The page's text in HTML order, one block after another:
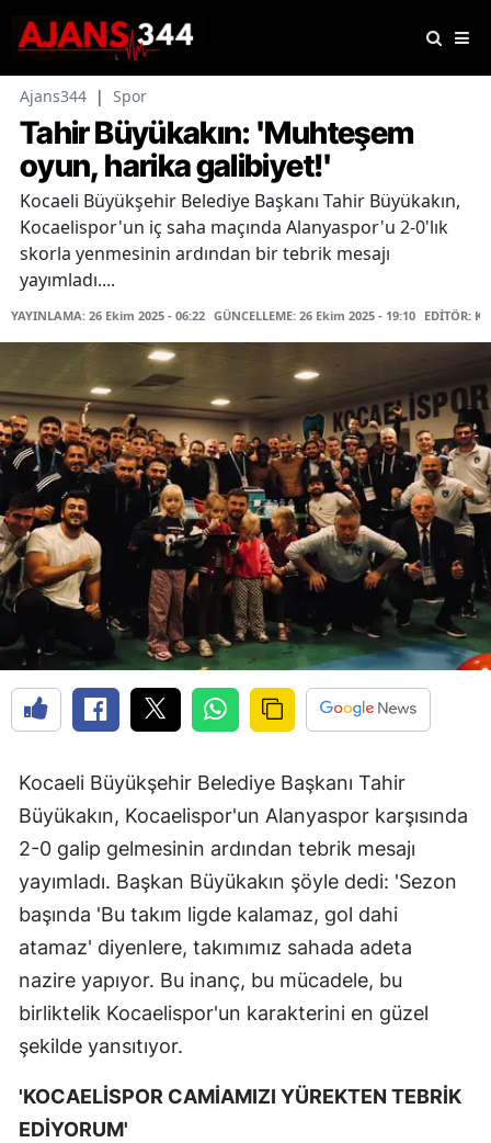
Ajans344 | Spor
Tahir Büyükakın: 'Muhteşem
oyun, harika galibiyet!'
Kocaeli Büyükşehir Belediye Başkanı Tahir Büyükakın,
Kocaelispor'un iç saha maçında Alanyaspor'u 2-0'lık
skorla yenmesinin ardından bir tebrik mesajı
yayımladı....
YAYINLAMA: 26 Ekim 2025 - 06:22 GÜNCELLEME: 26 Ekim 2025 - 19:10 EDİTÖR:
Kocaeli Büyükşehir Belediye Başkanı Tahir
Büyükakın, Kocaelispor'un Alanyaspor karşısında
2-0 galip gelmesinin ardından tebrik mesajı
yayımladı. Başkan Büyükakın şöyle dedi: 'Sezon
başında 'Bu takım ligde kalamaz, gol dahi
atamaz' diyenlere, takımımız sahada adeta
nazire yapıyor. Bu inanç, bu mücadele, bu
birliktelik Kocaelispor'un karakterini en güzel
şekilde yansıtıyor.
'KOCAELİSPOR CAMİAMIZI YÜREKTEN TEBRİK
EDİYORUM'